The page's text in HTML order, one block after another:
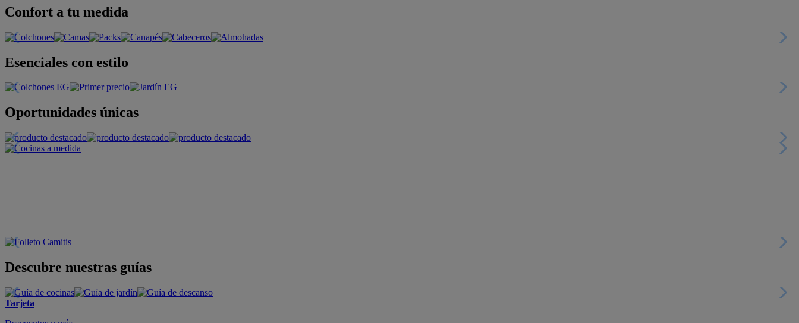
Confort a tu medida
Esenciales con estilo
Oportunidades únicas
Descubre nuestras guías
Tarjeta